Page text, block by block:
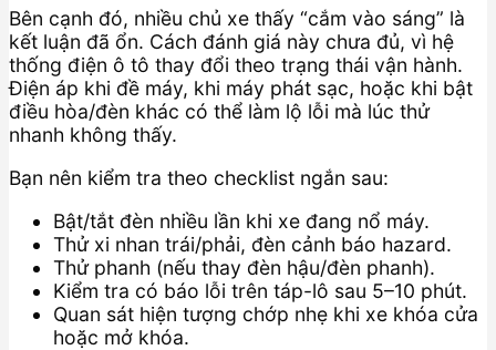
Bên cạnh đó, nhiều chủ xe thấy “cắm vào sáng” là
kết luận đã ổn. Cách đánh giá này chưa đủ, vì hệ
thống điện ô tô thay đổi theo trạng thái vận hành.
Điện áp khi đề máy, khi máy phát sạc, hoặc khi bật
điều hòa/đèn khác có thể làm lộ lỗi mà lúc thử
nhanh không thấy.
Bạn nên kiểm tra theo checklist ngắn sau:
Bật/tắt đèn nhiều lần khi xe đang nổ máy.
Thử xi nhan trái/phải, đèn cảnh báo hazard.
Thử phanh (nếu thay đèn hậu/đèn phanh).
Kiểm tra có báo lỗi trên táp-lô sau 5–10 phút.
Quan sát hiện tượng chớp nhẹ khi xe khóa cửa
hoặc mở khóa.